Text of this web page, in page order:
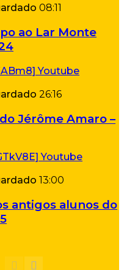
08:11
ao Lar Monte
26:16
Jérôme Amaro –
13:00
antigos alunos do